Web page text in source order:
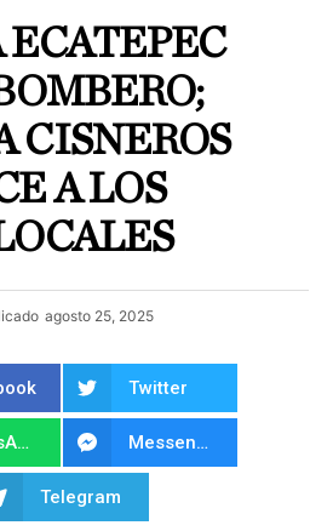
ECATEPEC
CISNEROS
A LOS
agosto 25, 2025
Twitter
WhatsApp Messenger
Telegram